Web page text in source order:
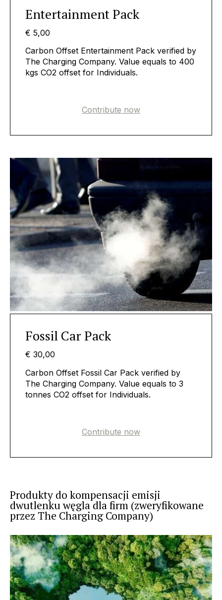
Entertainment Pack
€ 5,00
Carbon Offset Entertainment Pack verified by
The Charging Company. Value equals to 400
kgs CO2 offset for Individuals.
Contribute now
Fossil Car Pack
€ 30,00
Carbon Offset Fossil Car Pack verified by
The Charging Company. Value equals to 3
tonnes CO2 offset for Individuals.
Contribute now
Produkty do kompensacji emisji
dwutlenku węgla dla firm (zweryfikowane
przez The Charging Company)